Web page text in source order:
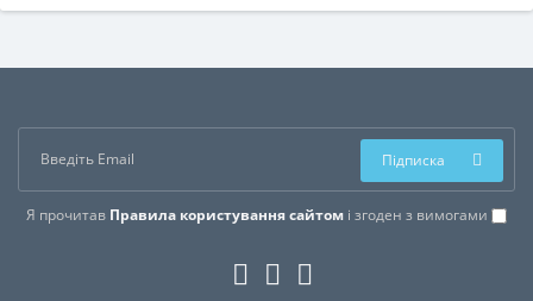
Я прочитав Правила користування сайтом і згоден з вимогами
Підписка